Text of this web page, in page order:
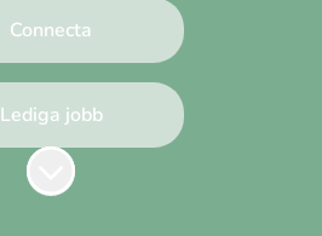
Connecta
Lediga jobb
Skrolla för mer innehåll